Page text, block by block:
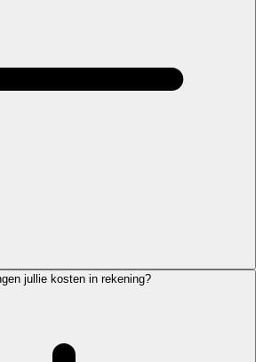
jullie kosten in rekening?